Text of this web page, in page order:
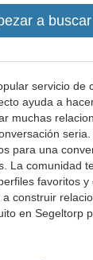
servicio de
ayuda a
muchas
para una
La comunidad
favoritos
construir
en Segeltorp